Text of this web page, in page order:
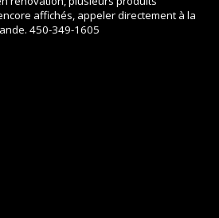
affichés, appeler directement à la
450-349-1605